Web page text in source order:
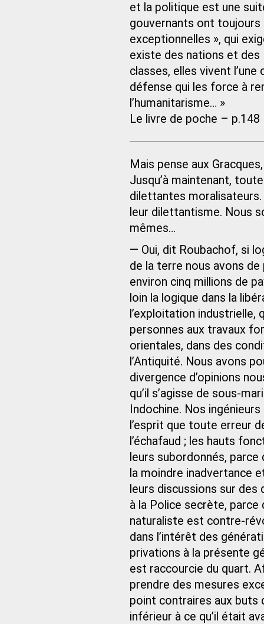
et la politique est une
gouvernants ont toujours
exceptionnelles », qui
existe des nations et des
classes, elles vivent
défense qui les force à
l’humanitarisme… »
Le livre de poche – p.148
Mais pense aux
Jusqu’à maintenant,
dilettantes
leur dilettantisme. Nous
mêmes…
— Oui, dit Roubachof, si
de la terre nous avons
environ cinq millions de
loin la logique dans la
l’exploitation industrielle,
personnes aux travaux
orientales, dans des
l’Antiquité. Nous avons
divergence d’opinions
qu’il s’agisse de sous-
Indochine. Nos
l’esprit que toute erreur
l’échafaud ; les hauts
leurs subordonnés, parce
la moindre inadvertance
leurs discussions sur
à la Police secrète,
naturaliste est contre-
dans l’intérêt des
privations à la présente
est raccourcie du quart.
prendre des mesures
point contraires aux buts
inférieur à ce qu’il était